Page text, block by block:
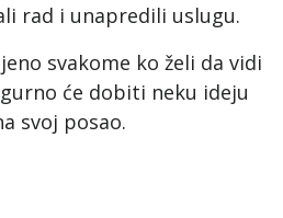
rad i unapredili uslugu.
svakome ko želi da vidi
će dobiti neku ideju
svoj posao.